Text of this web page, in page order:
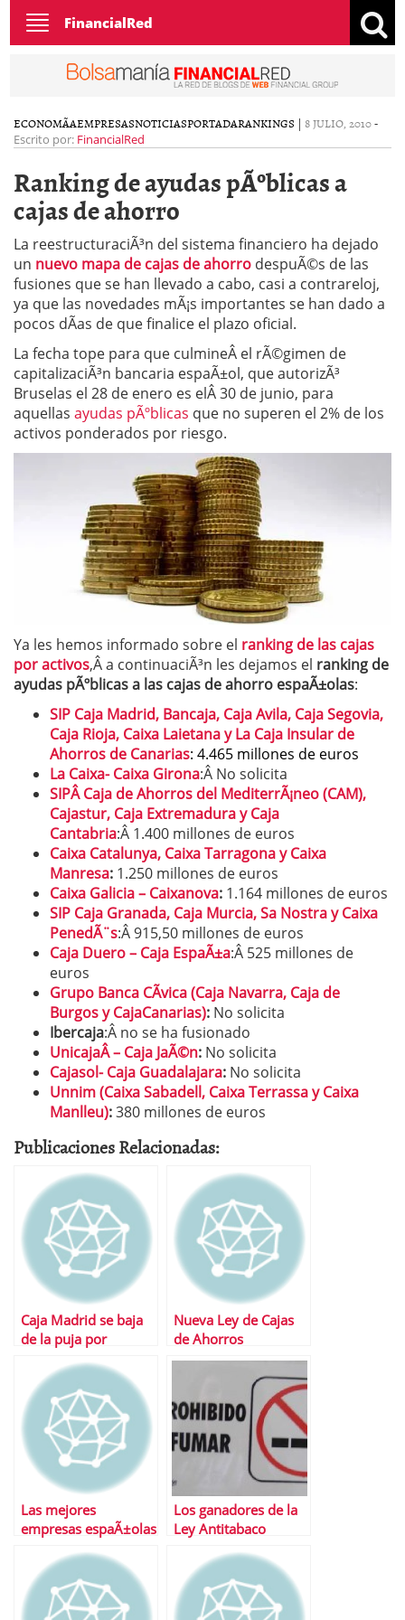
Toggle
navigation
FinancialRed
ECONOMÃ­AEMPRESASNOTICIASPORTADARANKINGS | 8 JULIO, 2010-
Escrito por: FinancialRed
Ranking de ayudas pÃºblicas a
cajas de ahorro
La reestructuraciÃ³n del sistema financiero ha dejado
un nuevo mapa de cajas de ahorro despuÃ©s de las
fusiones que se han llevado a cabo, casi a contrareloj,
ya que las novedades mÃ¡s importantes se han dado a
pocos dÃ­as de que finalice el plazo oficial.
La fecha tope para que culmineÂ el rÃ©gimen de
capitalizaciÃ³n bancaria espaÃ±ol, que autorizÃ³
Bruselas el 28 de enero es elÂ 30 de junio, para
aquellas ayudas pÃºblicas que no superen el 2% de los
activos ponderados por riesgo.
Ya les hemos informado sobre el ranking de las cajas
por activos,Â a continuaciÃ³n les dejamos el ranking de
ayudas pÃºblicas a las cajas de ahorro espaÃ±olas:
SIP Caja Madrid, Bancaja, Caja Avila, Caja Segovia,
Caja Rioja, Caixa Laietana y La Caja Insular de
Ahorros de Canarias: 4.465 millones de euros
La Caixa- Caixa Girona:Â No solicita
SIPÂ Caja de Ahorros del MediterrÃ¡neo (CAM),
Cajastur, Caja Extremadura y Caja
Cantabria:Â 1.400 millones de euros
Caixa Catalunya, Caixa Tarragona y Caixa
Manresa: 1.250 millones de euros
Caixa Galicia – Caixanova: 1.164 millones de euros
SIP Caja Granada, Caja Murcia, Sa Nostra y Caixa
PenedÃ¨s:Â 915,50 millones de euros
Caja Duero – Caja EspaÃ±a:Â 525 millones de
euros
Grupo Banca CÃ­vica (Caja Navarra, Caja de
Burgos y CajaCanarias): No solicita
Ibercaja:Â no se ha fusionado
UnicajaÂ – Caja JaÃ©n: No solicita
Cajasol- Caja Guadalajara: No solicita
Unnim (Caixa Sabadell, Caixa Terrassa y Caixa
Manlleu):380 millones de euros
Publicaciones Relacionadas:
Caja Madrid se baja
de la puja por
Nueva Ley de Cajas
de Ahorros
Las mejores
empresas espaÃ±olas
Los ganadores de la
Ley Antitabaco